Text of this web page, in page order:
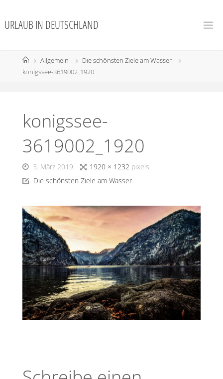
URLAUB IN DEUTSCHLAND
Allgemein
Die schönsten Ziele am Wasser
konigssee-3619002_1920
konigssee-
3619002_1920
3. März 2019 1920 × 1232 pixels
Die schönsten Ziele am Wasser